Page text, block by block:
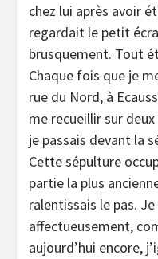
chez lui après avoir
regardait le petit
brusquement. Tout
Chaque fois que je
rue du Nord, à
me recueillir sur
je passais devant la
Cette sépulture
partie la plus
ralentissais le pas.
affectueusement,
aujourd’hui encore,